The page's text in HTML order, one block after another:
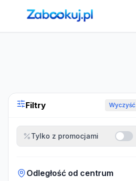
Strona główna ›Noclegi
Filtry Wyczyść
Tylko z promocjami
Odległość od centrum